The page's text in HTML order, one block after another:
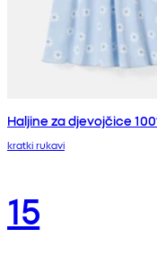
Haljine za djevojčice
kratki rukavi
15